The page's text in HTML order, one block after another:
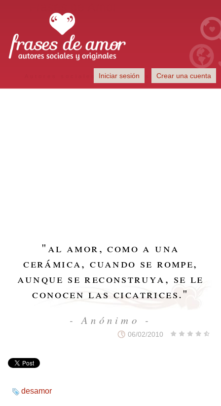
Autores sociales y originales
Iniciar sesión Crear una cuenta
"al amor, como a una
cerámica, cuando se rompe,
aunque se reconstruya, se le
conocen las cicatrices."
- Anónimo -
06/02/2010
desamor